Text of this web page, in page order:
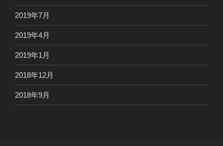
2019年7月
2019年4月
2019年1月
2018年12月
2018年9月